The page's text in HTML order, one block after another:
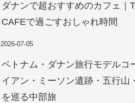
ダナンで超おすすめのカフェ｜
CAFEで過ごすおしゃれ時間
2026-07-05
ベトナム・ダナン旅行モデルコ
イアン・ミーソン遺跡・五行山
を巡る中部旅